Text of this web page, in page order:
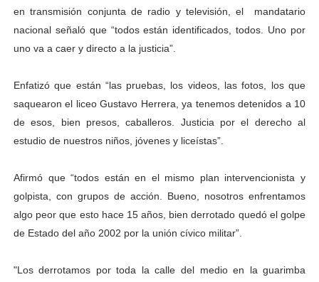
Encuentro estadal fortalece la coordinación de
en transmisión conjunta de radio y televisión, el mandatario
nacional señaló que “todos están identificados, todos. Uno por
uno va a caer y directo a la justicia”.
Enfatizó que están “las pruebas, los videos, las fotos, los que
saquearon el liceo Gustavo Herrera, ya tenemos detenidos a 10
de esos, bien presos, caballeros. Justicia por el derecho al
estudio de nuestros niños, jóvenes y liceístas”.
Afirmó que “todos están en el mismo plan intervencionista y
golpista, con grupos de acción. Bueno, nosotros enfrentamos
algo peor que esto hace 15 años, bien derrotado quedó el golpe
de Estado del año 2002 por la unión cívico militar”.
"Los derrotamos por toda la calle del medio en la guarimba